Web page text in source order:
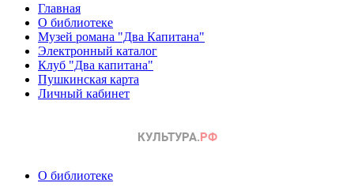
Главная
О библиотеке
Музей романа "Два Капитана"
Электронный каталог
Клуб "Два капитана"
Пушкинская карта
Личный кабинет
О библиотеке